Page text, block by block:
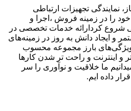
نمایندگی تجهیزات ارتباطی
از سال ۱۳۸۵ کار خود را در زمینه فروش ،اجرا و
شروع کردارائه خدمات تخصصی در
و ایجاد دانش به‌ روز در زمینه‌های
ویژگی‌های بارز مجموعه محسوب
و اینترنت و راحت تر شدن کارها
ما خلاقیت و نوآوری را سر
داده ایم.